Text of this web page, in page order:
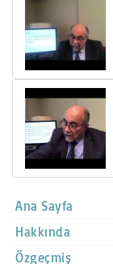
Ana Sayfa
Hakkında
Özgeçmiş